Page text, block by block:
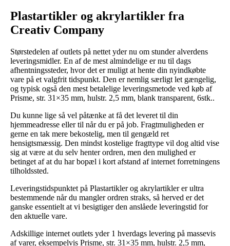
Plastartikler og akrylartikler fra
Creativ Company
Størstedelen af outlets på nettet yder nu om stunder alverdens
leveringsmidler. En af de mest almindelige er nu til dags
afhentningssteder, hvor det er muligt at hente din nyindkøbte
vare på et valgfrit tidspunkt. Den er nemlig særligt let gængelig,
og typisk også den mest betalelige leveringsmetode ved køb af
Prisme, str. 31×35 mm, hulstr. 2,5 mm, blank transparent, 6stk..
Du kunne lige så vel påtænke at få det leveret til din
hjemmeadresse eller til når du er på job. Fragtmuligheden er
gerne en tak mere bekostelig, men til gengæld ret
hensigtsmæssig. Den mindst kostelige fragttype vil dog altid vise
sig at være at du selv henter ordren, men den mulighed er
betinget af at du har bopæl i kort afstand af internet forretningens
tilholdssted.
Leveringstidspunktet på Plastartikler og akrylartikler er ultra
bestemmende når du mangler ordren straks, så herved er det
ganske essentielt at vi besigtiger den anslåede leveringstid for
den aktuelle vare.
Adskillige internet outlets yder 1 hverdags levering på massevis
af varer, eksempelvis Prisme, str. 31×35 mm, hulstr. 2,5 mm,